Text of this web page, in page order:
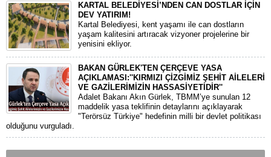
KARTAL BELEDİYESİ’NDEN CAN DOSTLAR İÇİN
DEV YATIRIM!
Kartal Belediyesi, kent yaşamı ile can dostların
yaşam kalitesini artıracak vizyoner projelerine bir
yenisini ekliyor.
BAKAN GÜRLEK'TEN ÇERÇEVE YASA
AÇIKLAMASI:''KIRMIZI ÇİZGİMİZ ŞEHİT AİLELERİ
VE GAZİLERİMİZİN HASSASİYETİDİR''
Adalet Bakanı Akın Gürlek, TBMM’ye sunulan 12
maddelik yasa teklifinin detaylarını açıklayarak
"Terörsüz Türkiye" hedefinin milli bir devlet politikası
olduğunu vurguladı.